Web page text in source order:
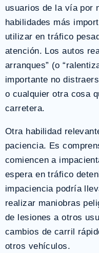
usuarios de la vía por
habilidades más
utilizar en tráfico
atención. Los autos
arranques” (o
importante no
o cualquier otra cosa
carretera.
Otra habilidad
paciencia. Es
comiencen a
espera en tráfico
impaciencia podría
realizar maniobras
de lesiones a otros
cambios de carril
otros vehículos.